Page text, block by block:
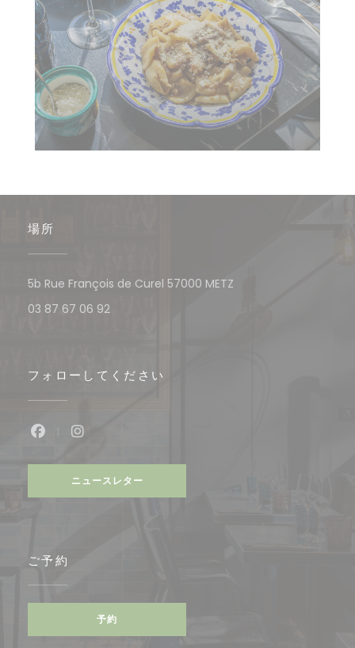
場所
5b Rue François de Curel 57000 METZ
03 87 67 06 92
フォローしてください
Facebook ((新しいウィンドウで開きます))
ニュースレター
ご予約
予約